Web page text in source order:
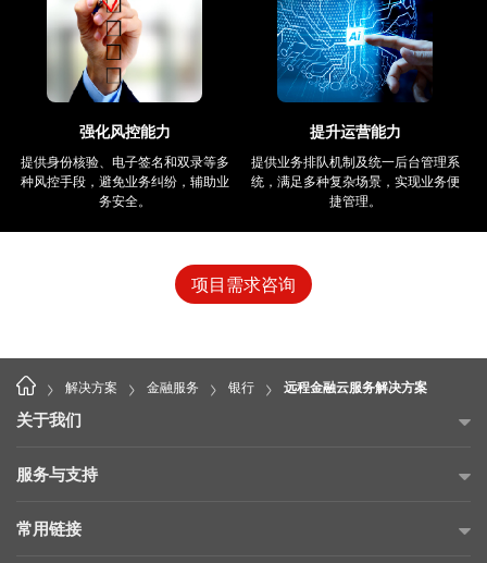
强化风控能力
提供身份核验、电子签名和双录等多
种风控手段，避免业务纠纷，辅助业
务安全。
提升运营能力
提供业务排队机制及统一后台管理系
统，满足多种复杂场景，实现业务便
捷管理。
项目需求咨询
> 解决方案 > 金融服务 > 银行 > 远程金融云服务解决方案
关于我们
公司简介
服务与支持
故障自查
常用链接